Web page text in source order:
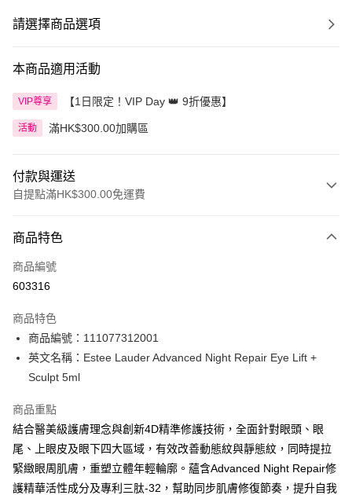
請選擇商品選項
本商品適用活動
VIP尊享 【1日限定！VIP Day 👑 9折優惠】
活動 滿HK$300.00加購區
付款與運送
自提點滿HK$300.00免運費
信用卡
Apple Pay
PayMe
WeChat Pay
送貨方式
順豐自助櫃 - 確認發貨後1-3個工作天送達
每筆HK$65.00，滿HK$300.00或以上免運費
商品特色
商品編號
603316
商品特色
商品編號：111077312001
英文名稱：Estee Lauder Advanced Night Repair Eye Lift +
Sculpt 5ml
商品重點
結合醫美級護膚理念與創新4D精準修護技術，全面針對眼頭、眼
尾、上眼皮及眼下四大區域，有效改善動態紋與靜態紋，同時提拉
緊緻眼周肌膚，重塑立體年輕輪廓。蘊含Advanced Night Repair修
護精華活性成分及專利三肽-32，幫助同步肌膚修復節奏，提升自我